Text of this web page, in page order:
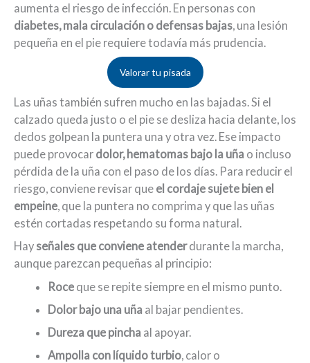
aumenta el riesgo de infección. En personas con
diabetes, mala circulación o defensas bajas , una lesión
pequeña en el pie requiere todavía más prudencia.
Valorar tu pisada
Las uñas también sufren mucho en las bajadas. Si el
calzado queda justo o el pie se desliza hacia delante, los
dedos golpean la puntera una y otra vez. Ese impacto
puede provocar dolor, hematomas bajo la uña o incluso
pérdida de la uña con el paso de los días. Para reducir el
riesgo, conviene revisar que el cordaje sujete bien el
empeine, que la puntera no comprima y que las uñas
estén cortadas respetando su forma natural.
Hay señales que conviene atenderdurante la marcha,
aunque parezcan pequeñas al principio:
Roce que se repite siempre en el mismo punto.
Dolor bajo una uña al bajar pendientes.
Dureza que pincha al apoyar.
Ampolla con líquido turbio, calor o